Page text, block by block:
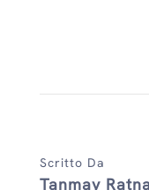
Scritto Da
Tanmay